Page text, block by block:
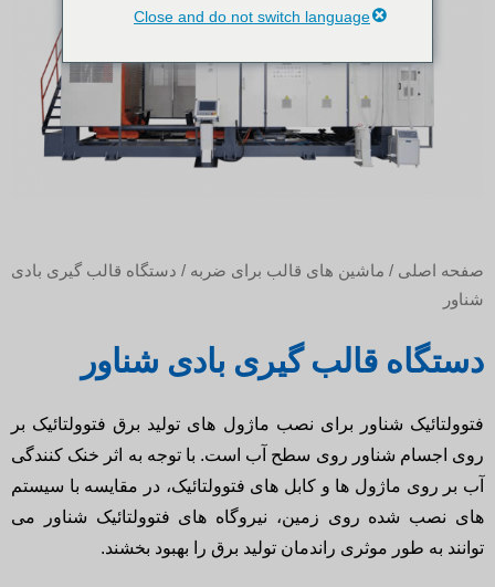
صفحه اصلی / ماشین های قالب برای ضربه / دستگاه قالب گیری بادی
شناور
دستگاه قالب گیری بادی شناور
فتوولتائیک شناور برای نصب ماژول های تولید برق فتوولتائیک بر
روی اجسام شناور روی سطح آب است. با توجه به اثر خنک کنندگی
آب بر روی ماژول ها و کابل های فتوولتائیک، در مقایسه با سیستم
های نصب شده روی زمین، نیروگاه های فتوولتائیک شناور می
توانند به طور موثری راندمان تولید برق را بهبود بخشند.
Close and do not switch language